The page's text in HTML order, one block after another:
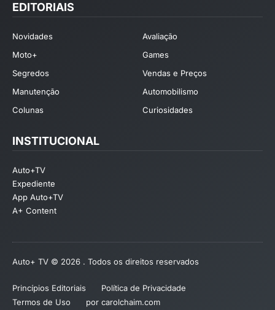
EDITORIAIS
Novidades
Avaliação
Moto+
Games
Segredos
Vendas e Preços
Manutenção
Automobilismo
Colunas
Curiosidades
INSTITUCIONAL
Auto+TV
Expediente
App Auto+TV
A+ Content
Auto+ TV © 2026 . Todos os direitos reservados
Princípios Editoriais
Política de Privacidade
Termos de Uso
por carolchaim.com